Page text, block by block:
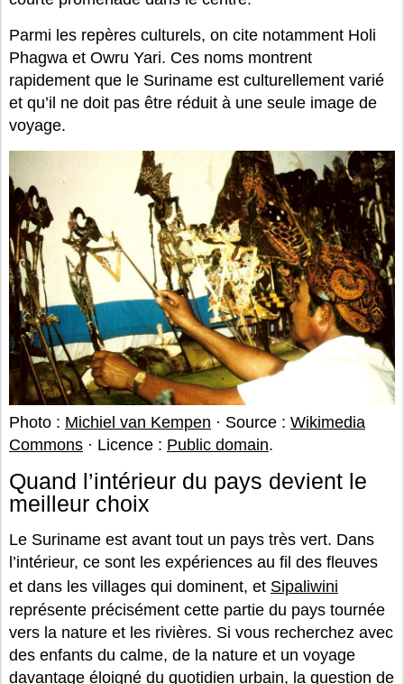
Parmi les repères culturels, on cite notamment Holi
Phagwa et Owru Yari. Ces noms montrent
rapidement que le Suriname est culturellement varié
et qu’il ne doit pas être réduit à une seule image de
voyage.
Photo : Michiel van Kempen · Source : Wikimedia
Commons · Licence : Public domain.
Quand l’intérieur du pays devient le
meilleur choix
Le Suriname est avant tout un pays très vert. Dans
l’intérieur, ce sont les expériences au fil des fleuves
et dans les villages qui dominent, et Sipaliwini
représente précisément cette partie du pays tournée
vers la nature et les rivières. Si vous recherchez avec
des enfants du calme, de la nature et un voyage
davantage éloigné du quotidien urbain, la question de